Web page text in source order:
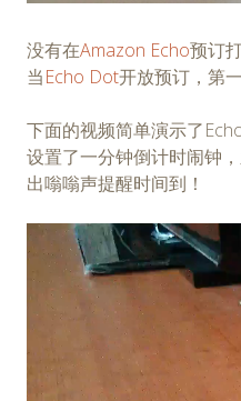
没有在Amazon Echo预订
当Echo Dot开放预订，第
下面的视频简单演示了
设置了一分钟倒计时闹钟
出嗡嗡声提醒时间到！